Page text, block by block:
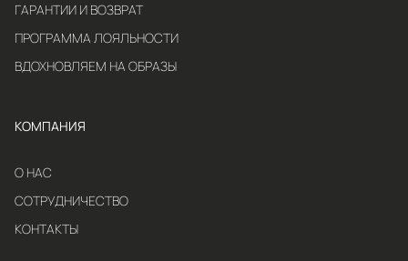
ГАРАНТИИ И ВОЗВРАТ
ПРОГРАММА ЛОЯЛЬНОСТИ
ВДОХНОВЛЯЕМ НА ОБРАЗЫ
КОМПАНИЯ
О НАС
СОТРУДНИЧЕСТВО
КОНТАКТЫ